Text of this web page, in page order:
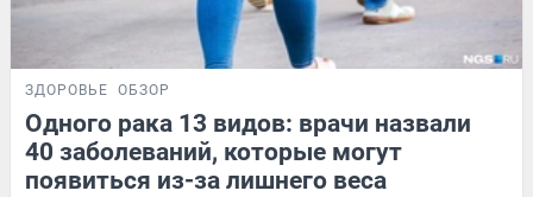
ЗДОРОВЬЕ ОБЗОР
Одного рака 13 видов: врачи назвали
40 заболеваний, которые могут
появиться из-за лишнего веса